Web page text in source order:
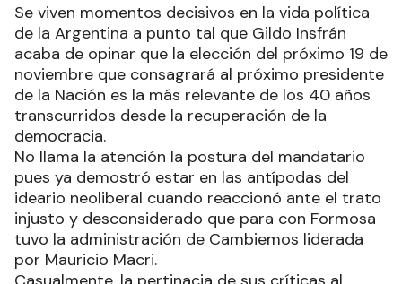
Se viven momentos decisivos en la vida política
de la Argentina a punto tal que Gildo Insfrán
acaba de opinar que la elección del próximo 19 de
noviembre que consagrará al próximo presidente
de la Nación es la más relevante de los 40 años
transcurridos desde la recuperación de la
democracia.
No llama la atención la postura del mandatario
pues ya demostró estar en las antípodas del
ideario neoliberal cuando reaccionó ante el trato
injusto y desconsiderado que para con Formosa
tuvo la administración de Cambiemos liderada
por Mauricio Macri.